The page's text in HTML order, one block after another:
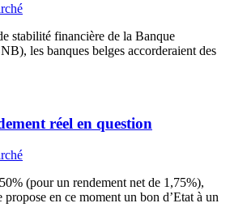
stabilité financière de la Banque
les banques belges accorderaient des
réel en question
(pour un rendement net de 1,75%),
propose en ce moment un bon d’Etat à un